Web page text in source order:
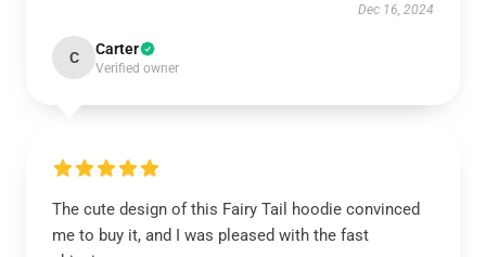
Dec 16, 2024
C Carter
Verified owner
The cute design of this Fairy Tail hoodie convinced
me to buy it, and I was pleased with the fast